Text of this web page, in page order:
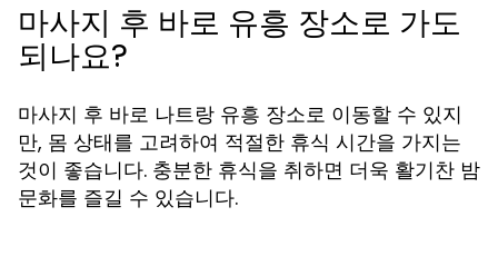
마사지 후 바로 유흥 장소로 가도
되나요?
마사지 후 바로 나트랑 유흥 장소로 이동할 수 있지
만, 몸 상태를 고려하여 적절한 휴식 시간을 가지는
것이 좋습니다. 충분한 휴식을 취하면 더욱 활기찬 밤
문화를 즐길 수 있습니다.